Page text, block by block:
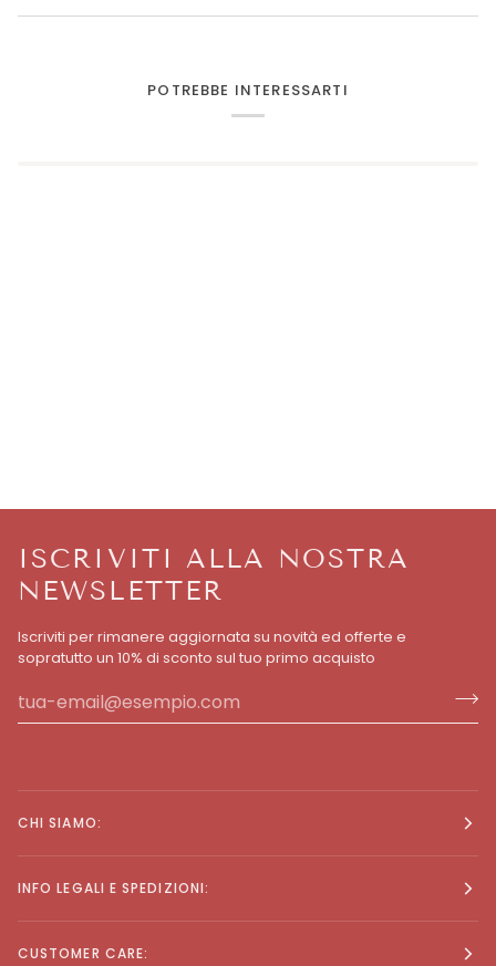
POTREBBE INTERESSARTI
ISCRIVITI ALLA NOSTRA
NEWSLETTER
Iscriviti per rimanere aggiornata su novità ed offerte e
sopratutto un 10% di sconto sul tuo primo acquisto
CHI SIAMO:
INFO LEGALI E SPEDIZIONI:
CUSTOMER CARE: